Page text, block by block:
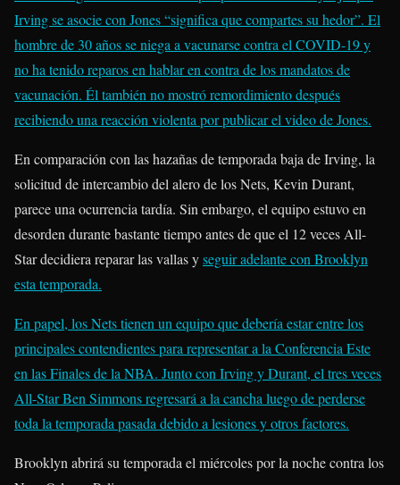
Irving se asocie con Jones “significa que compartes su hedor”. El
hombre de 30 años se niega a vacunarse contra el COVID-19 y
no ha tenido reparos en hablar en contra de los mandatos de
vacunación. Él tambiénno mostró remordimientodespués
recibiendo una reacción violenta por publicar el video de Jones.
En comparación con las hazañas de temporada baja de Irving, la
solicitud de intercambio del alero de los Nets, Kevin Durant,
parece una ocurrencia tardía. Sin embargo, el equipo estuvo en
desorden durante bastante tiempo antes de que el 12 veces All-
Star decidiera reparar las vallas yseguir adelantecon Brooklyn
esta temporada.
En papel, los Nets tienen un equipo que debería estar entre los
principales contendientes para representar a la Conferencia Este
en las Finales de la NBA. Junto con Irving y Durant, el tres veces
All-Star Ben Simmons regresará a la cancha luego de perderse
toda la temporada pasada debido a lesiones y otros factores.
Brooklyn abrirá su temporada el miércoles por la noche contra los